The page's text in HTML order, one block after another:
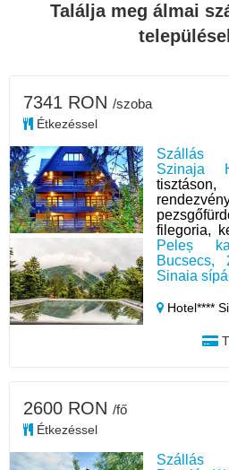
Találja meg álmai
Szinaja
filegoria,
Peleș
Bucsecs,
Sinaia
Hotel****
7341 RON /szoba
Étkezéssel
Szállás
2600 RON /fő
Étkezéssel